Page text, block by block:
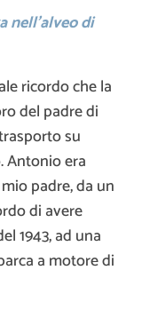
nell’alveo di
ricordo che la
del padre di
su
Antonio era
padre, da un
di avere
1943, ad una
a motore di